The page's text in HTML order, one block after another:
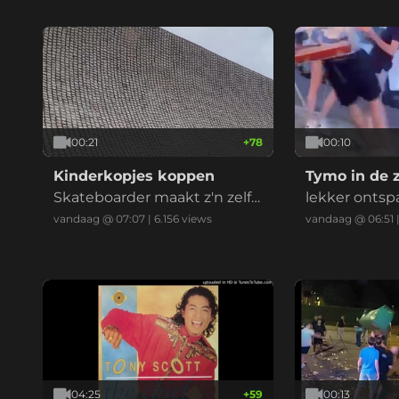
00:21 +78
Kinderkopjes koppen
Skateboarder maakt z'n zelfh
ype niet helemaal waar.
vandaag @ 07:07 | 6.156 views
00:10
Tymo in de
lekker
vandaag @ 06:51 |
04:25 +59 00:13